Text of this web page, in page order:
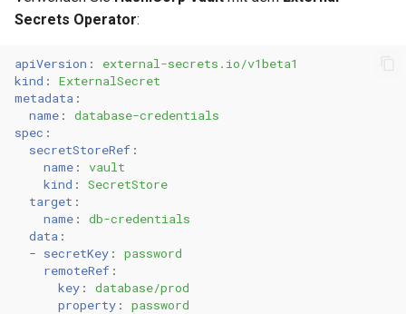
Dokumentieren Sie Ihre
Weiterführende Ressourcen
Support
Secrets Operator:
apiVersion :
external-secrets.io/v1beta1
kind :
ExternalSecret
metadata :
name :
database-credentials
spec :
secretStoreRef :
name :
vault
kind :
SecretStore
target :
name :
db-credentials
data :
- secretKey :
password
remoteRef :
key :
database/prod
property : password